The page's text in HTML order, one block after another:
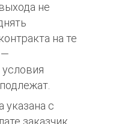
не
на те
—
указана с
заказчик